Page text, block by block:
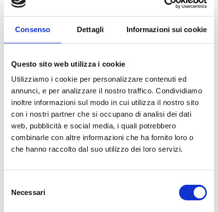
Consenso Dettagli Informazioni sui cookie
Questo sito web utilizza i cookie
Utilizziamo i cookie per personalizzare contenuti ed
annunci, e per analizzare il nostro traffico. Condividiamo
inoltre informazioni sul modo in cui utilizza il nostro sito
con i nostri partner che si occupano di analisi dei dati
web, pubblicità e social media, i quali potrebbero
combinarle con altre informazioni che ha fornito loro o
che hanno raccolto dal suo utilizzo dei loro servizi.
Necessari
comunicazione e risolvere conflitti all’interno della coppia o del
nucleo familiare.
Supporto all’adolescenza: Assistenza specifica per adolescenti che
affrontano problematiche legate all’età evolutiva, come difficoltà
Interventi di prevenzione e promozione della salute mentale
Programmi volti a prevenire l’insorgenza di disturbi psicologici e a
promuovere stili di vita salutari.
Compila il modulo di seguito per